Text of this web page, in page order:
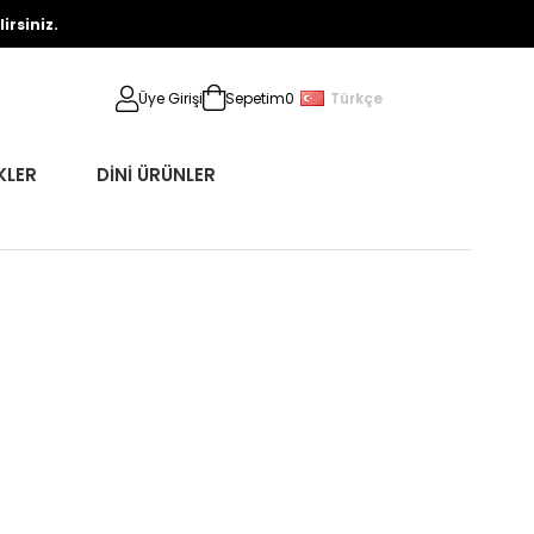
Üye Girişi Sepetim0 Türkçe
DİNİ ÜRÜNLER